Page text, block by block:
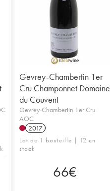
Gevrey-Chambertin 1er
Cru Champonnet Domaine
du Couvent
Gevrey-Chambertin 1er Cru
AOC
2017
Lot de 1 bouteille | 12 en
stock
66€